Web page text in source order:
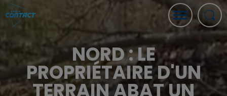
NORD : LE
PROPRIÉTAIRE D'UN
TERRAIN ABAT UN